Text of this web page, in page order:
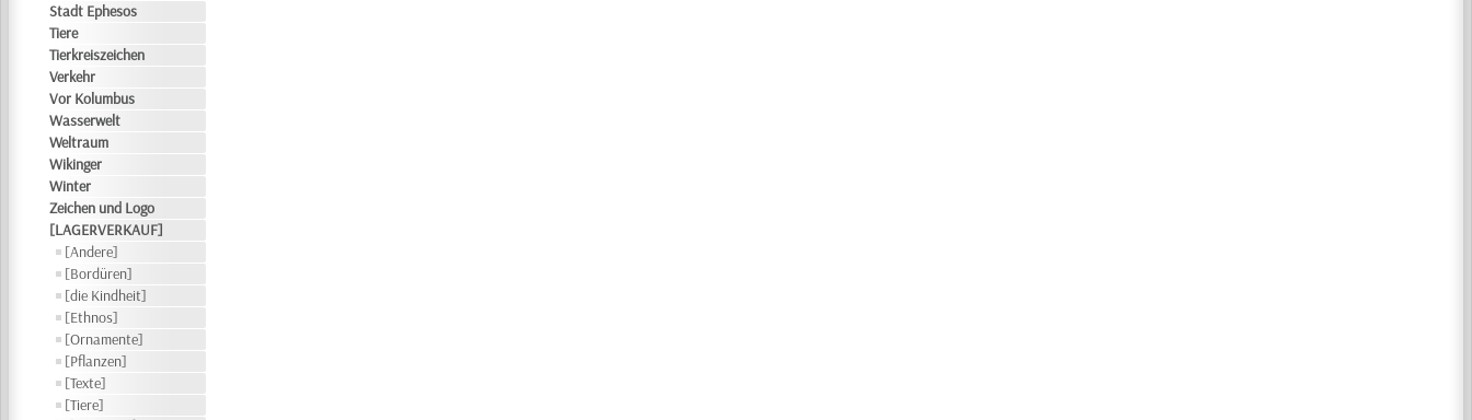
Stadt Ephesos
Tiere
Tierkreiszeichen
Verkehr
Vor Kolumbus
Wasserwelt
Weltraum
Wikinger
Winter
Zeichen und Logo
[LAGERVERKAUF]
[Andere]
[Bordüren]
[die Kindheit]
[Ethnos]
[Ornamente]
[Pflanzen]
[Texte]
[Tiere]